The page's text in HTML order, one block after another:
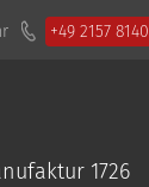
+49 2157 8140
1726